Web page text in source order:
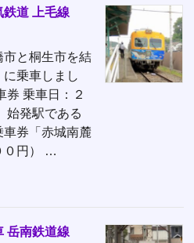
鉄道 上毛線
と桐生市を結
乗車しまし
券 乗車日：２
発駅である
券「赤城南麓
０円） …
岳南鉄道線